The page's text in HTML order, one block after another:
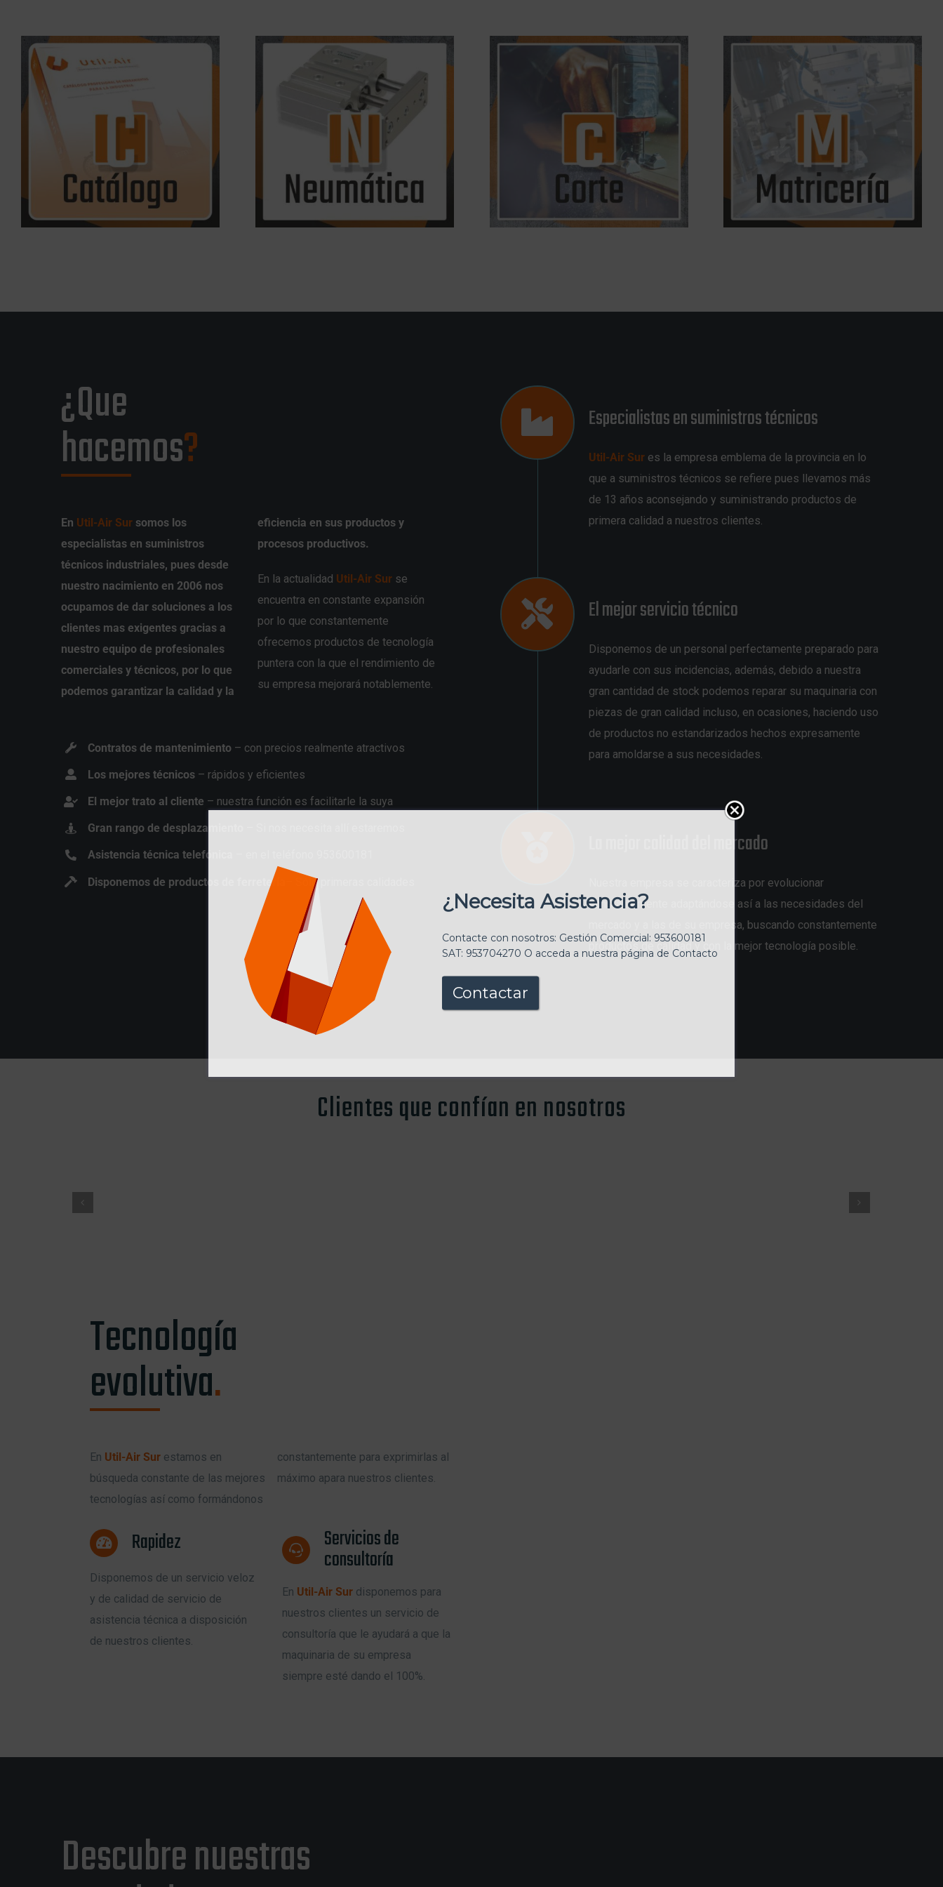
¿Que
hacemos?
En Util-Air Sur somos los
especialistas en suministros
técnicos industriales, pues desde
nuestro nacimiento en 2006 nos
ocupamos de dar soluciones a los
clientes mas exigentes gracias a
nuestro equipo de profesionales
comerciales y técnicos, por lo que
podemos garantizar la calidad y la
eficiencia en sus productos y
procesos productivos.
En la actualidad Util-Air Sur se
encuentra en constante expansión
por lo que constantemente
ofrecemos productos de tecnología
puntera con la que el rendimiento de
su empresa mejorará notablemente.
Contratos de mantenimiento – con precios realmente atractivos
Los mejores técnicos – rápidos y eficientes
El mejor trato al cliente – nuestra función es facilitarle la suya
Gran rango de desplazamiento
Asistencia técnica telefónica
Disponemos de productos de ferretería – Sólo primeras calidades
Especialistas en suministros técnicos
Util-Air Sures la empresa emblema de la provincia en lo
que a suministros técnicos se refiere pues llevamos más
de 13 años aconsejando y suministrando productos de
primera calidad a nuestros clientes.
El mejor servicio técnico
Disponemos de un personal perfectamente preparado para
ayudarle con sus incidencias, además, debido a nuestra
gran cantidad de stock podemos reparar su maquinaria con
piezas de gran calidad incluso, en ocasiones, haciendo uso
de productos no estandarizados hechos expresamente
para amoldarse a sus necesidades.
La mejor calidad del mercado
Nuestra empresa se caracteriza por evolucionar
constantemente adaptándose así a las necesidades del
mercado y a las de su empresa, buscando constantemente
productos de calidad y con la mejor tecnología posible.
Clientes que confían en nosotros
Tecnología
evolutiva.
En Util-Air Sur estamos en
búsqueda constante de las mejores
tecnologías así como formándonos
constantemente para exprimirlas al
máximo apara nuestros clientes.
Rapidez
Disponemos de un servicio veloz
y de calidad de servicio de
asistencia técnica a disposición
de nuestros clientes.
Servicios de
consultoría
En Util-Air Surdisponemos para
nuestros clientes un servicio de
consultoría que le ayudará a que la
maquinaria de su empresa
siempre esté dando el 100%.
Descubre nuestras
¿Necesita Asistencia?
Contacte con nosotros: Gestión Comercial: 953600181
SAT: 953704270 O acceda a nuestra página de Contacto
Contactar